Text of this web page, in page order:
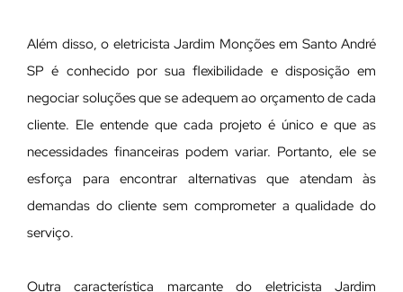
Além disso, o eletricista Jardim Monções em Santo André
SP é conhecido por sua flexibilidade e disposição em
negociar soluções que se adequem ao orçamento de cada
cliente. Ele entende que cada projeto é único e que as
necessidades financeiras podem variar. Portanto, ele se
esforça para encontrar alternativas que atendam às
demandas do cliente sem comprometer a qualidade do
serviço.
Outra característica marcante do eletricista Jardim